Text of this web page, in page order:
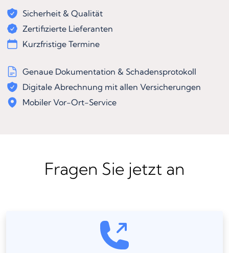
Sicherheit & Qualität
Zertifizierte Lieferanten
Kurzfristige Termine
Genaue Dokumentation & Schadensprotokoll
Digitale Abrechnung mit allen Versicherungen
Mobiler Vor-Ort-Service
Fragen Sie jetzt an